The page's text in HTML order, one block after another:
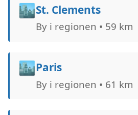
🏙️St. Clements
By i regionen • 59 km
🏙️Paris
By i regionen • 61 km